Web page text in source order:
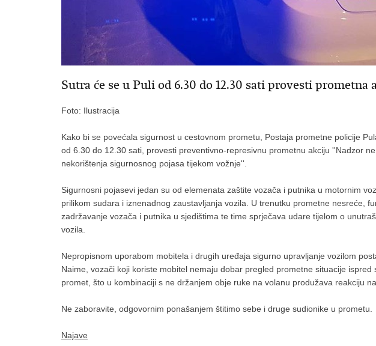
Sutra će se u Puli od 6.30 do 12.30 sati provesti prometna
Foto: Ilustracija
Kako bi se povećala sigurnost u cestovnom prometu, Postaja prometne policije
od 6.30 do 12.30 sati, provesti preventivno-represivnu prometnu akciju ''Nadzor
nekorištenja sigurnosnog pojasa tijekom vožnje''.
Sigurnosni pojasevi jedan su od elemenata zaštite vozača i putnika u motornim
prilikom sudara i iznenadnog zaustavljanja vozila. U trenutku prometne nesreće,
zadržavanje vozača i putnika u sjedištima te time sprječava udare tijelom o
vozila.
Nepropisnom uporabom mobitela i drugih uređaja sigurno upravljanje vozilom
Naime, vozači koji koriste mobitel nemaju dobar pregled prometne situacije ispred
promet, što u kombinaciji s ne držanjem obje ruke na volanu produžava reakciju
Ne zaboravite, odgovornim ponašanjem štitimo sebe i druge sudionike u prometu.
Najave